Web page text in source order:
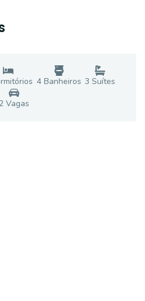
s 4Banheiros 3 Suítes
2 Vagas